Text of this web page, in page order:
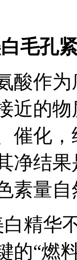
毛孔
酸作
近的
催化
净结
素量
精华
的“燃